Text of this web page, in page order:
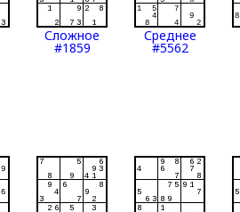
Сложное
#1859
Среднее
#5562